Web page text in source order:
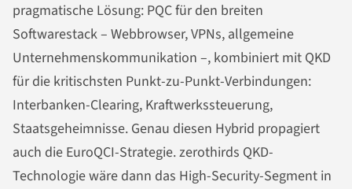
pragmatische Lösung: PQC für den breiten
Softwarestack – Webbrowser, VPNs, allgemeine
Unternehmenskommunikation –, kombiniert mit QKD
für die kritischsten Punkt-zu-Punkt-Verbindungen:
Interbanken-Clearing, Kraftwerkssteuerung,
Staatsgeheimnisse. Genau diesen Hybrid propagiert
auch die EuroQCI-Strategie. zerothirds QKD-
Technologie wäre dann das High-Security-Segment in